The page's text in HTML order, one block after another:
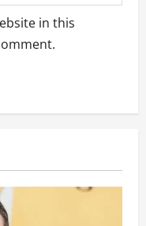
in this